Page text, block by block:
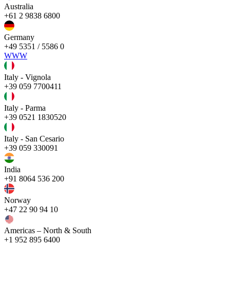
Australia
+61 2 9838 6800
Germany
+49 5351 / 5586 0
WWW
Italy - Vignola
+39 059 7700411
Italy - Parma
+39 0521 1830520
Italy - San Cesario
+39 059 330091
India
+91 8064 536 200
Norway
+47 22 90 94 10
Americas – North & South
+1 952 895 6400